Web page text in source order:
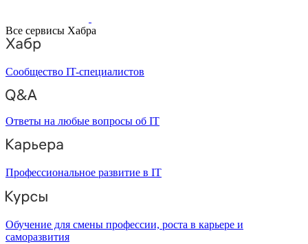
Все сервисы Хабра
Сообщество IT-специалистов
Ответы на любые вопросы об IT
Профессиональное развитие в IT
Обучение для смены профессии, роста в карьере и
саморазвития